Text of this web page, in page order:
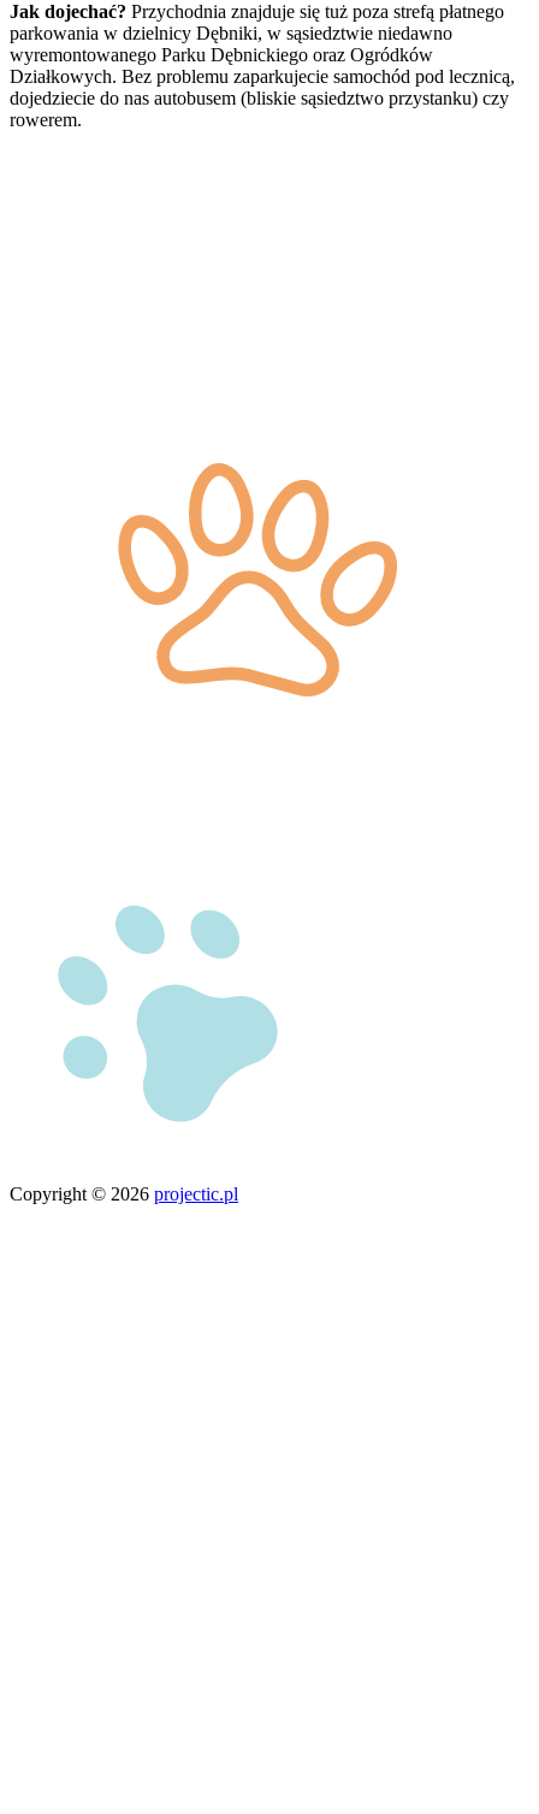
Jak dojechać? Przychodnia znajduje się tuż poza strefą płatnego
parkowania w dzielnicy Dębniki, w sąsiedztwie niedawno
wyremontowanego Parku Dębnickiego oraz Ogródków
Działkowych. Bez problemu zaparkujecie samochód pod lecznicą,
dojedziecie do nas autobusem (bliskie sąsiedztwo przystanku) czy
rowerem.
Copyright © 2026 projectic.pl